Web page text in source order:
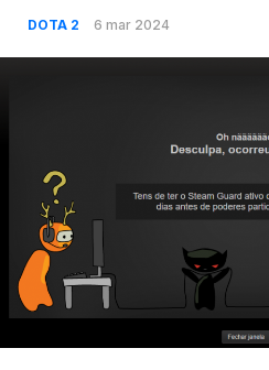
DOTA 2 6 mar 2024